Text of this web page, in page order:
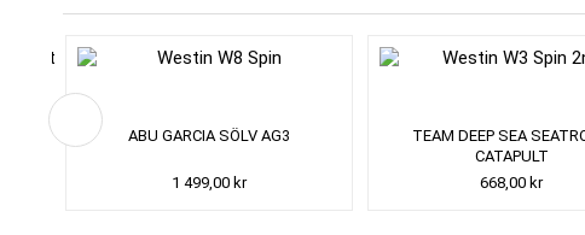
ABU GARCIA SÖLV AG3
1 499,00 kr
TEAM DEEP SEA
CATAPULT
668,00 kr